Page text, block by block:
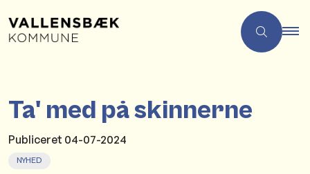
Ta' med på skinnerne
Publiceret 04-07-2024
NYHED